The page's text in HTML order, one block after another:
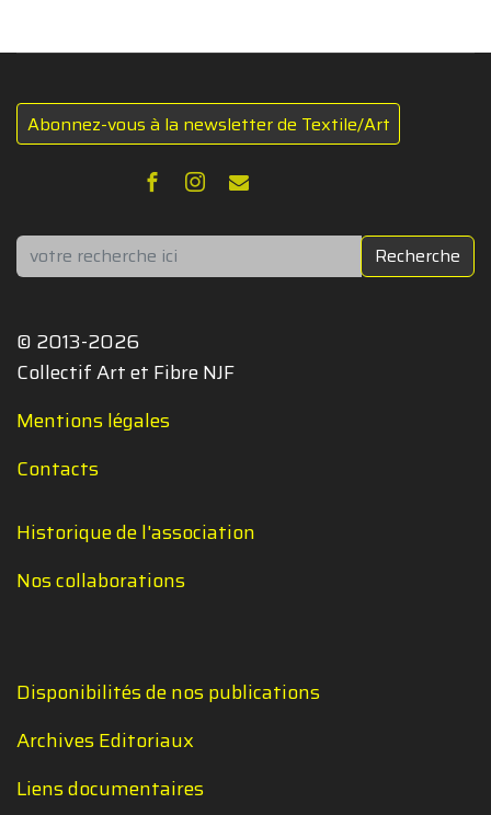
Abonnez-vous à la newsletter de Textile/Art
Rechercher Recherche
© 2013-2026
Collectif Art et Fibre NJF
Mentions légales
Contacts
Historique de l'association
Nos collaborations
Disponibilités de nos publications
Archives Editoriaux
Liens documentaires